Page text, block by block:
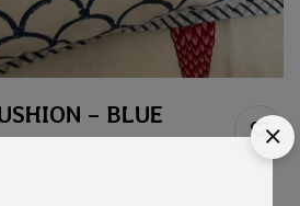
– BLUE